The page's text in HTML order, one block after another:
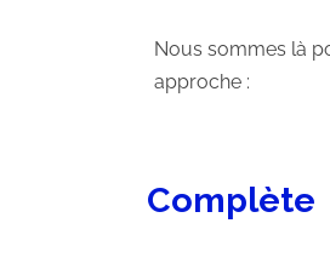
Nous sommes là
approche :
Complète